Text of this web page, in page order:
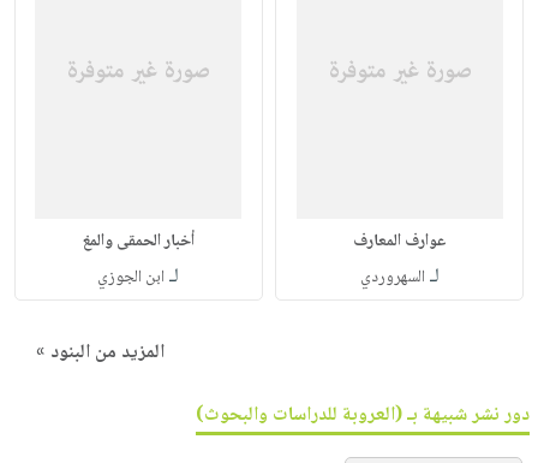
عوارف المعارف
لـ السهروردي
أخبار الحمقى والمغ
لـ ابن الجوزي
المزيد من البنود »
دور نشر شبيهة بـ (العروبة للدراسات والبحوث)